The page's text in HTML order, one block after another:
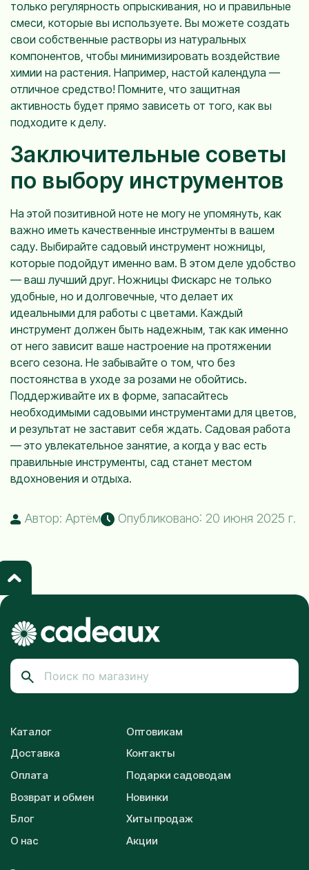
только регулярность опрыскивания, но и правильные
смеси, которые вы используете. Вы можете создать
свои собственные растворы из натуральных
компонентов, чтобы минимизировать воздействие
химии на растения. Например, настой календула —
отличное средство! Помните, что защитная
активность будет прямо зависеть от того, как вы
подходите к делу.
Заключительные советы
по выбору инструментов
На этой позитивной ноте не могу не упомянуть, как
важно иметь качественные инструменты в вашем
саду. Выбирайте садовый инструмент ножницы,
которые подойдут именно вам. В этом деле удобство
— ваш лучший друг. Ножницы Фискарс не только
удобные, но и долговечные, что делает их
идеальными для работы с цветами. Каждый
инструмент должен быть надежным, так как именно
от него зависит ваше настроение на протяжении
всего сезона. Не забывайте о том, что без
постоянства в уходе за розами не обойтись.
Поддерживайте их в форме, запасайтесь
необходимыми садовыми инструментами для цветов,
и результат не заставит себя ждать. Садовая работа
— это увлекательное занятие, а когда у вас есть
правильные инструменты, сад станет местом
вдохновения и отдыха.
Автор: Артём Опубликовано: 20 июня 2025 г.
Каталог
Доставка
Оплата
Возврат и обмен
Блог
О нас
Оптовикам
Контакты
Подарки садоводам
Новинки
Хиты продаж
Акции